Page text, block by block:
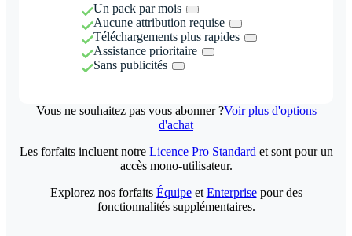
Un pack par mois
Aucune attribution requise
Téléchargements plus rapides
Assistance prioritaire
Sans publicités
Vous ne souhaitez pas vous abonner ?Voir plus d'options
d'achat
Les forfaits incluent notre Licence Pro Standard et sont pour un
accès mono-utilisateur.
Explorez nos forfaits Équipeet Enterprisepour des
fonctionnalités supplémentaires.